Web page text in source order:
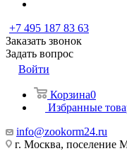
+7 495 187 83 63
Заказать звонок
Задать вопрос
Войти
Корзина0
Избранные
info@zookorm24.ru
г. Москва, поселение